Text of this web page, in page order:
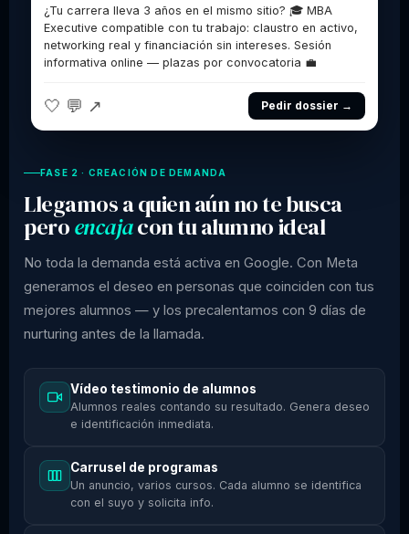
¿Tu carrera lleva 3 años en el mismo sitio? 🎓 MBA
Executive compatible con tu trabajo: claustro en activo,
networking real y financiación sin intereses. Sesión
informativa online — plazas por convocatoria 💼
🤍 💬 ↗ Pedir dossier →
FASE 2 · CREACIÓN DE DEMANDA
Llegamos a quien aún no te busca
peroencajacon tu alumno ideal
No toda la demanda está activa en Google. Con Meta
generamos el deseo en personas que coinciden con tus
mejores alumnos — y los precalentamos con 9 días de
nurturing antes de la llamada.
Vídeo testimonio de alumnos
Alumnos reales contando su resultado. Genera deseo
e identificación inmediata.
Carrusel de programas
Un anuncio, varios cursos. Cada alumno se identifica
con el suyo y solicita info.